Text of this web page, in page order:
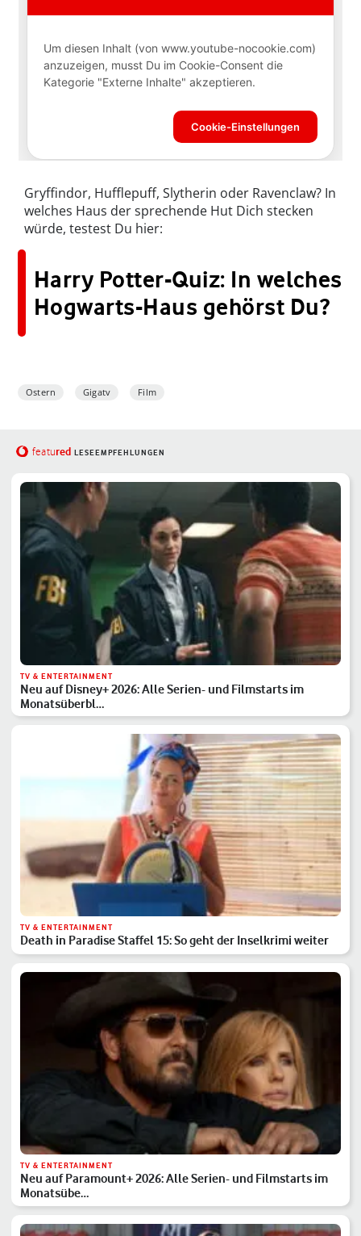
Gryffindor, Hufflepuff, Slytherin oder Ravenclaw? In
welches Haus der sprechende Hut Dich stecken
würde, testest Du hier:
Harry Potter-Quiz: In welches
Hogwarts-Haus gehörst Du?
Ostern Gigatv Film
featured LESEEMPFEHLUNGEN
TV & ENTERTAINMENT
Neu auf Disney+ 2026: Alle Serien- und Filmstarts im
Monatsüberbl…
TV & ENTERTAINMENT
Death in Paradise Staffel 15: So geht der Inselkrimi weiter
TV & ENTERTAINMENT
Neu auf Paramount+ 2026: Alle Serien- und Filmstarts im
Monatsübe…